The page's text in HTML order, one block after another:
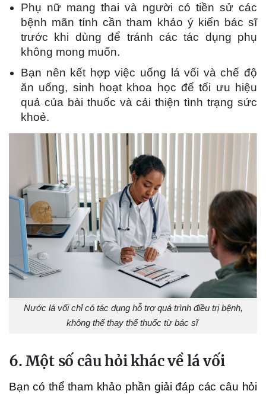
Phụ nữ mang thai và người có tiền sử các
bệnh mãn tính cần tham khảo ý kiến bác sĩ
trước khi dùng để tránh các tác dụng phụ
không mong muốn.
Bạn nên kết hợp việc uống lá vối và chế độ
ăn uống, sinh hoạt khoa học để tối ưu hiệu
quả của bài thuốc và cải thiện tình trạng sức
khoẻ.
Nước lá vối chỉ có tác dụng hỗ trợ quá trình điều trị bệnh,
không thể thay thế thuốc từ bác sĩ
6. Một số câu hỏi khác về lá vối
Bạn có thể tham khảo phần giải đáp các câu hỏi